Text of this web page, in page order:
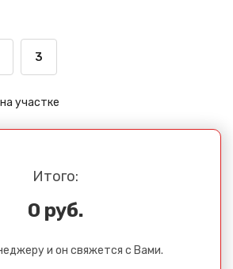
3
участке
Итого:
0 руб.
и он свяжется с Вами.